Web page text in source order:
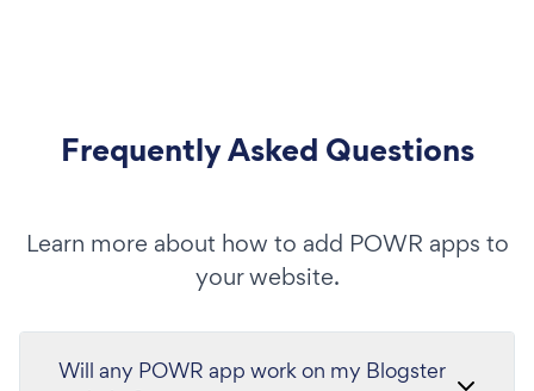
Frequently Asked Questions
Learn more about how to add POWR apps to
your website.
Will any POWR app work on my Blogster